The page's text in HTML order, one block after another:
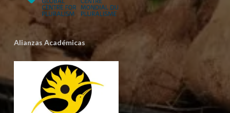
Alianzas Académicas